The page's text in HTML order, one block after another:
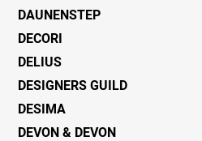
DAUNENSTEP
DECORI
DELIUS
DESIGNERS GUILD
DESIMA
DEVON & DEVON